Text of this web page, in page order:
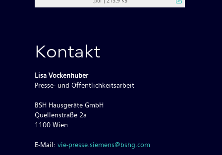
Kontakt
Lisa Vockenhuber
Presse- und Öffentlichkeitsarbeit
BSH Hausgeräte GmbH
Quellenstraße 2a
1100 Wien
E-Mail: vie-presse.siemens@bshg.com